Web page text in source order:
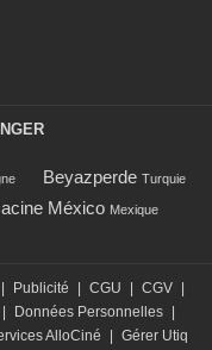
Beyazperde Turquie
México Mexique
| Publicité | CGU | CGV |
| Données Personnelles |
AlloCiné | Gérer Utiq